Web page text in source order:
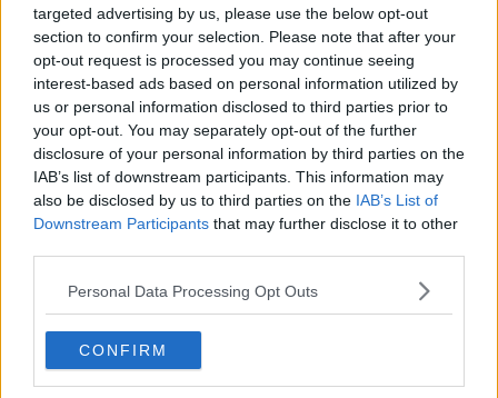
targeted advertising by us, please use the below opt-out
section to confirm your selection. Please note that after your
opt-out request is processed you may continue seeing
interest-based ads based on personal information utilized by
us or personal information disclosed to third parties prior to
your opt-out. You may separately opt-out of the further
disclosure of your personal information by third parties on the
IAB’s list of downstream participants. This information may
also be disclosed by us to third parties on the IAB’s List of
Downstream Participants that may further disclose it to other
Personal Data Processing Opt Outs
CONFIRM
Un passo indietro, secondo il M5s di Rosignano, soprattutto nei
confronti dellalegalità. "L’appartamento confiscato di Rosignano
Solvay - affermaFrancesco Serretti , capogruppo dei pentastellati
in consiglio comunale - ha un alto valore simbolico, rappresenta
l'affermazione della legalità, la capacità che ha lo Stato di togliere
ricchezze alla mafia per ridistribuirle ai cittadini, costituisce, in
concreto, sia una risorsa per il territorio, sia un’opportunità di
sviluppo e di crescita civile, di affermazione di democrazia".
Elisa Becherini- l’appartamento verrà messo all' asta giudiziaria
con il rischio che possa ritornare nella disponibilità, magari indiretta,
del precedente proprietario a cui era stato confiscato. La perdita
della disponibilità dell’appartamento, e della possibilità di una
destinazione aduso sociale, afferma l’incapacità, da parte